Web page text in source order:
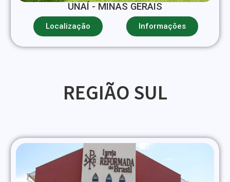
UNAÍ - MINAS GERAIS
Localização Informações
REGIÃO SUL